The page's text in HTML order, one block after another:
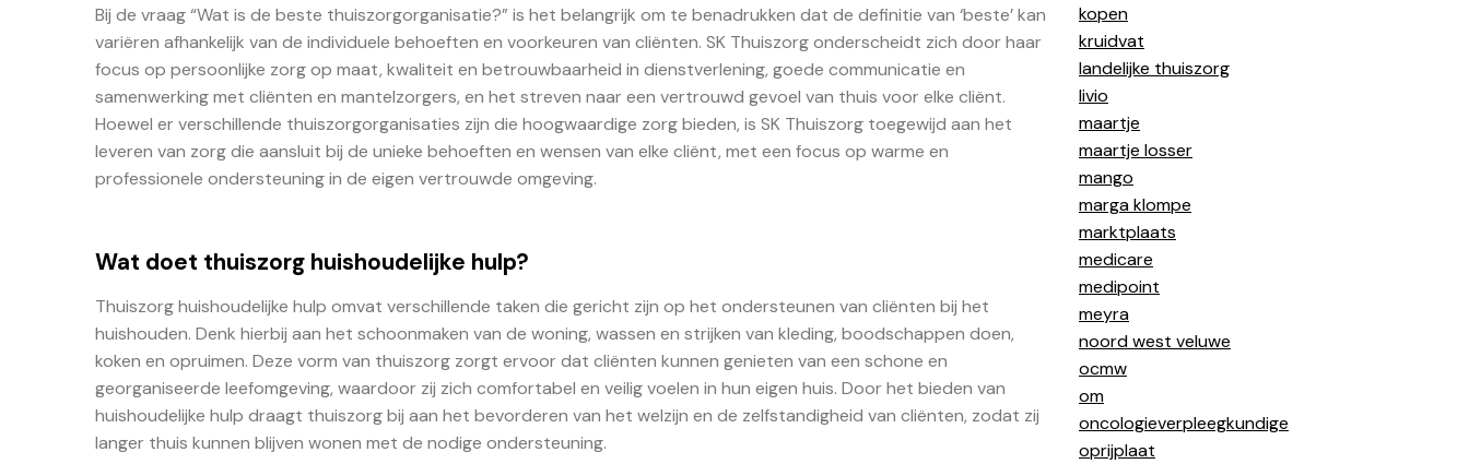
Bij de vraag “Wat is de beste thuiszorgorganisatie?” is het belangrijk om te benadrukken dat de definitie van ‘beste’ kan
variëren afhankelijk van de individuele behoeften en voorkeuren van cliënten. SK Thuiszorg onderscheidt zich door haar
focus op persoonlijke zorg op maat, kwaliteit en betrouwbaarheid in dienstverlening, goede communicatie en
samenwerking met cliënten en mantelzorgers, en het streven naar een vertrouwd gevoel van thuis voor elke cliënt.
Hoewel er verschillende thuiszorgorganisaties zijn die hoogwaardige zorg bieden, is SK Thuiszorg toegewijd aan het
leveren van zorg die aansluit bij de unieke behoeften en wensen van elke cliënt, met een focus op warme en
professionele ondersteuning in de eigen vertrouwde omgeving.
Wat doet thuiszorg huishoudelijke hulp?
Thuiszorg huishoudelijke hulp omvat verschillende taken die gericht zijn op het ondersteunen van cliënten bij het
huishouden. Denk hierbij aan het schoonmaken van de woning, wassen en strijken van kleding, boodschappen doen,
koken en opruimen. Deze vorm van thuiszorg zorgt ervoor dat cliënten kunnen genieten van een schone en
georganiseerde leefomgeving, waardoor zij zich comfortabel en veilig voelen in hun eigen huis. Door het bieden van
huishoudelijke hulp draagt thuiszorg bij aan het bevorderen van het welzijn en de zelfstandigheid van cliënten, zodat zij
langer thuis kunnen blijven wonen met de nodige ondersteuning.
kopen
kruidvat
landelijke thuiszorg
livio
maartje
maartje losser
mango
marga klompe
marktplaats
medicare
medipoint
meyra
noord west veluwe
ocmw
om
oncologieverpleegkundige
oprijplaat